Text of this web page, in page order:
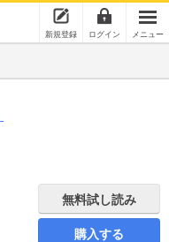
新規登録 ログイン メニュー
無料試し読み
購入する